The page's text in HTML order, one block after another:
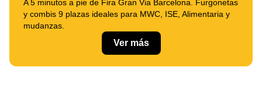
A 5 minutos a pie de Fira Gran Via Barcelona. Furgonetas
y combis 9 plazas ideales para MWC, ISE, Alimentaria y
mudanzas.
Ver más